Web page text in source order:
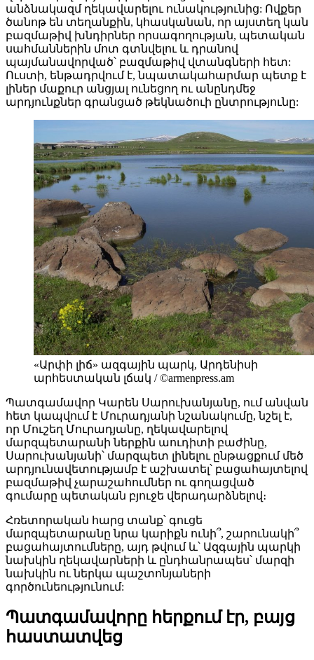
անձնակազմ ղեկավարելու ունակությունից: Ովքեր
ծանոթ են տեղանքին, կհասկանան, որ այստեղ կան
բազմաթիվ խնդիրներ որսագողության, պետական
սահմաններին մոտ գտնվելու և դրանով
պայմանավորված՝ բազմաթիվ վտանգների հետ:
Ուստի, ենթադրվում է, նպատակահարմար պետք է
լիներ մաքուր անցյալ ունեցող ու անընդմեջ
արդյունքներ գրանցած թեկնածուի ընտրությունը:
«Արփի լիճ» ազգային պարկ, Արդենիսի
արհեստական լճակ / ©armenpress.am
Պատգամավոր Կարեն Սարուխանյանը, ում անվան
հետ կապվում է Մուրադյանի նշանակումը, նշել է,
որ Մուշեղ Մուրադյանը, ղեկավարելով
մարզպետարանի ներքին աուդիտի բաժինը,
Սարուխանյանի՝ մարզպետ լինելու ընթացքում մեծ
արդյունավետությամբ է աշխատել՝ բացահայտելով
բազմաթիվ չարաշահումներ ու գողացված
գումարը պետական բյուջե վերադարձնելով։
Հռետորական հարց տանք՝ գուցե
մարզպետարանը նրա կարիքն ունի՞, շարունակի՞
բացահայտումները, այդ թվում և՝ Ազգային պարկի
նախկին ղեկավարների և ընդհանրապես՝ մարզի
նախկին ու ներկա պաշտոնյաների
գործունեությունում:
Պատգամավորը հերքում էր, բայց
հաստատվեց